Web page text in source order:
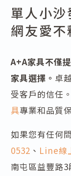
單人小
網友愛不
A+A家具不僅
家具選擇。 卓
受客戶的信任
具專業和品質
如果您有任何
0532 、 Line線
南屯區益豐路